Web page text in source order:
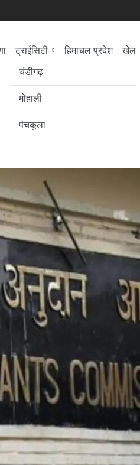
ट्राईसिटी
चंडीगढ़
मोहाली
पंचकूला
हिमाचल प्रदेश खेल